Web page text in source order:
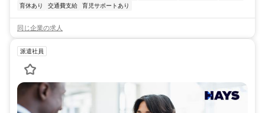
育休あり
交通費支給 育児サポートあり
同じ企業の求人
派遣社員